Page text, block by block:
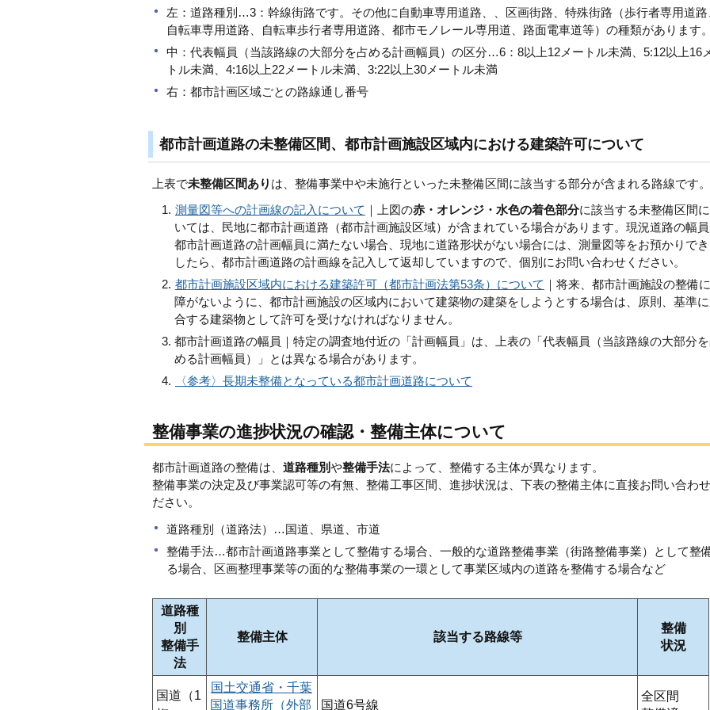
左：道路種別…3：幹線街路です。その他に自動車専用道路、、区画街路、特殊街路（歩行者専用道路
自転車専用道路、自転車歩行者専用道路、都市モノレール専用道、路面電車道等）の種類があります。
中：代表幅員（当該路線の大部分を占める計画幅員）の区分…6：8以上12メートル未満、5:12以上16
トル未満、4:16以上22メートル未満、3:22以上30メートル未満
右：都市計画区域ごとの路線通し番号
都市計画道路の未整備区間、都市計画施設区域内における建築許可について
上表で未整備区間あり は、整備事業中や未施行といった未整備区間に該当する部分が含まれる路線です。
測量図等への計画線の記入について ｜上図の赤・オレンジ・水色の着色部分に該当する未整備区間
いては、民地に都市計画道路（都市計画施設区域）が含まれている場合があります。現況道路の幅
都市計画道路の計画幅員に満たない場合、現地に道路形状がない場合には、測量図等をお預かりでき
したら、都市計画道路の計画線を記入して返却していますので、個別にお問い合わせください。
都市計画施設区域内における建築許可（都市計画法第53条）について ｜将来、都市計画施設の整備
障がないように、都市計画施設の区域内において建築物の建築をしようとする場合は、原則、基準
合する建築物として許可を受けなければなりません。
都市計画道路の幅員｜特定の調査地付近の「計画幅員」は、上表の「代表幅員（当該路線の大部分
める計画幅員）」とは異なる場合があります。
〈参考〉長期未整備となっている都市計画道路について
整備事業の進捗状況の確認・整備主体について
都市計画道路の整備は、 道路種別や整備手法によって、整備する主体が異なります。
整備事業の決定及び事業認可等の有無、整備工事区間、進捗状況は、下表の整備主体に直接お問い合わせ
ださい。
道路種別（道路法）…国道、県道、市道
整備手法…都市計画道路事業として整備する場合、一般的な道路整備事業（街路整備事業）として整
る場合、区画整理事業等の面的な整備事業の一環として事業区域内の道路を整備する場合など
道路種
別
整備手
法
整備主体 該当する路線等
整備
状況
国道（1
国土交通省・千葉
国道事務所（外部
国道6号線
全区間